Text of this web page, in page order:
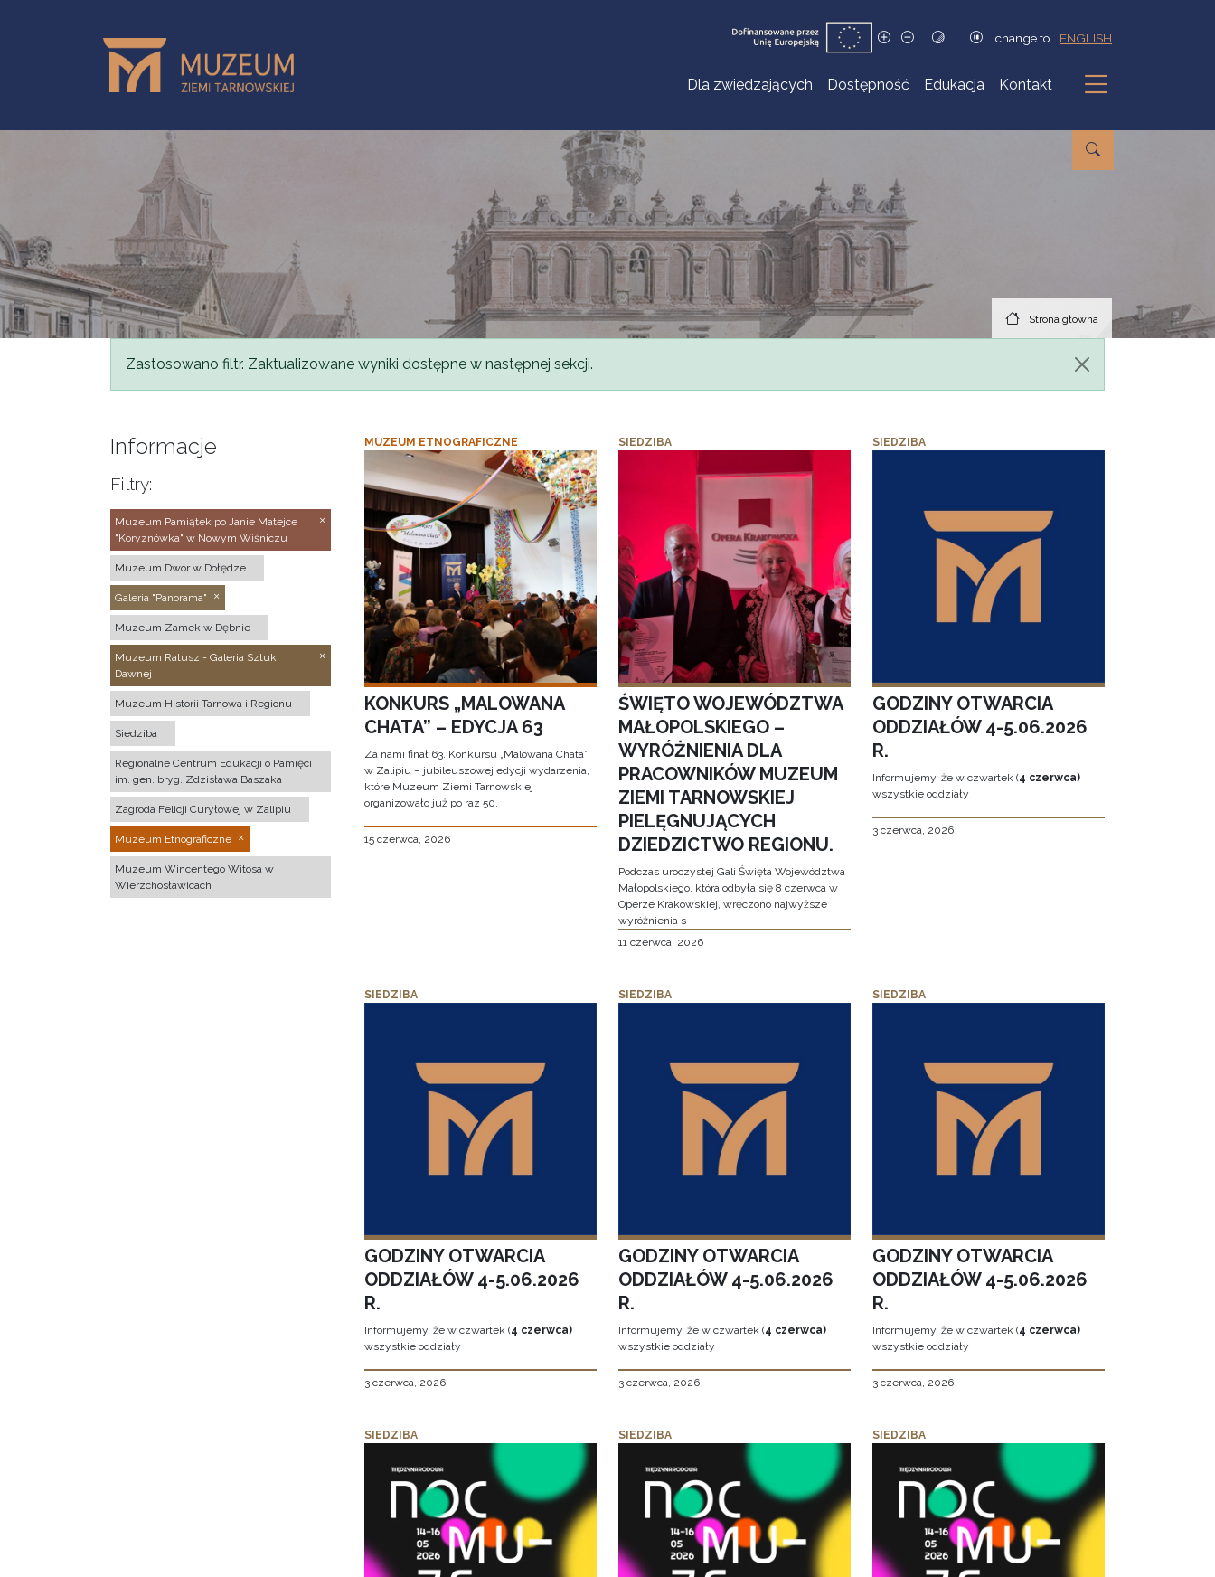
change to ENGLISH
Dla zwiedzających Dostępność Edukacja Kontakt
Podmenu
Strona główna
Komunikat
Zastosowano filtr. Zaktualizowane wyniki dostępne w następnej sekcji.
Informacje
Filtry:
Muzeum Pamiątek po Janie Matejce
"Koryznówka" w Nowym Wiśniczu
Muzeum Dwór w Dołędze
Galeria "Panorama"
Muzeum Zamek w Dębnie
Muzeum Ratusz - Galeria Sztuki
Dawnej
Muzeum Historii Tarnowa i Regionu
Siedziba
Regionalne Centrum Edukacji o Pamięci
im. gen. bryg. Zdzisława Baszaka
Zagroda Felicji Curyłowej w Zalipiu
Muzeum Etnograficzne
Muzeum Wincentego Witosa w
Wierzchosławicach
MUZEUM ETNOGRAFICZNE
KONKURS „MALOWANA
CHATA” – EDYCJA 63
Za nami finał 63. Konkursu „Malowana Chata”
w Zalipiu – jubileuszowej edycji wydarzenia,
które Muzeum Ziemi Tarnowskiej
organizowało już po raz 50.
15 czerwca, 2026
SIEDZIBA
ŚWIĘTO WOJEWÓDZTWA
MAŁOPOLSKIEGO –
WYRÓŻNIENIA DLA
PRACOWNIKÓW MUZEUM
ZIEMI TARNOWSKIEJ
PIELĘGNUJĄCYCH
DZIEDZICTWO REGIONU.
Podczas uroczystej Gali Święta Województwa
Małopolskiego, która odbyła się 8 czerwca w
Operze Krakowskiej, wręczono najwyższe
wyróżnienia s
11 czerwca, 2026
SIEDZIBA
GODZINY OTWARCIA
ODDZIAŁÓW 4-5.06.2026
R.
Informujemy, że w czwartek (4 czerwca)
wszystkie oddziały
3 czerwca, 2026
SIEDZIBA
GODZINY OTWARCIA
ODDZIAŁÓW 4-5.06.2026
R.
Informujemy, że w czwartek (4 czerwca)
wszystkie oddziały
3 czerwca, 2026
SIEDZIBA
GODZINY OTWARCIA
ODDZIAŁÓW 4-5.06.2026
R.
Informujemy, że w czwartek (4 czerwca)
wszystkie oddziały
3 czerwca, 2026
SIEDZIBA
GODZINY OTWARCIA
ODDZIAŁÓW 4-5.06.2026
R.
Informujemy, że w czwartek (4 czerwca)
wszystkie oddziały
3 czerwca, 2026
SIEDZIBA SIEDZIBA SIEDZIBA